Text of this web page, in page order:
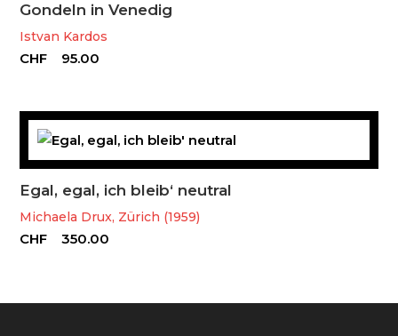
Gondeln in Venedig
Istvan Kardos
CHF 95.00
Egal, egal, ich bleib‘ neutral
Michaela Drux, Zürich (1959)
CHF 350.00